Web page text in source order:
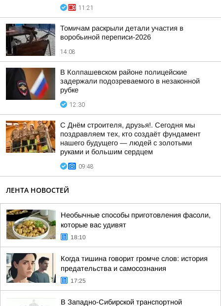
11:21
Томичам раскрыли детали участия в
воробьиной переписи-2026
14:08
В Колпашевском районе полицейские
задержали подозреваемого в незаконной
рубке
12:30
С Днём строителя, друзья!. Сегодня мы
поздравляем тех, кто создаёт фундамент
нашего будущего — людей с золотыми
руками и большим сердцем
09:48
ЛЕНТА НОВОСТЕЙ
Необычные способы приготовления фасоли,
которые вас удивят
18:10
Когда тишина говорит громче слов: история
предательства и самосознания
17:25
В Западно-Сибирской транспортной